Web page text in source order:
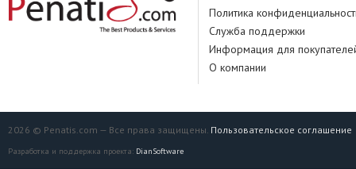
Политика
Служба поддержки
Информация для
О компании
2026 © Penatis.com — Все права защищены. Пользовательское соглашение
Разработка и поддержка проекта: DianSoftware